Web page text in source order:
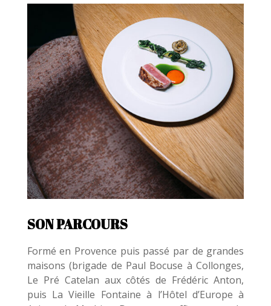
SON PARCOURS
Formé en Provence puis passé par de grandes
maisons (brigade de Paul Bocuse à Collonges,
Le Pré Catelan aux côtés de Frédéric Anton,
puis La Vieille Fontaine à l’Hôtel d’Europe à